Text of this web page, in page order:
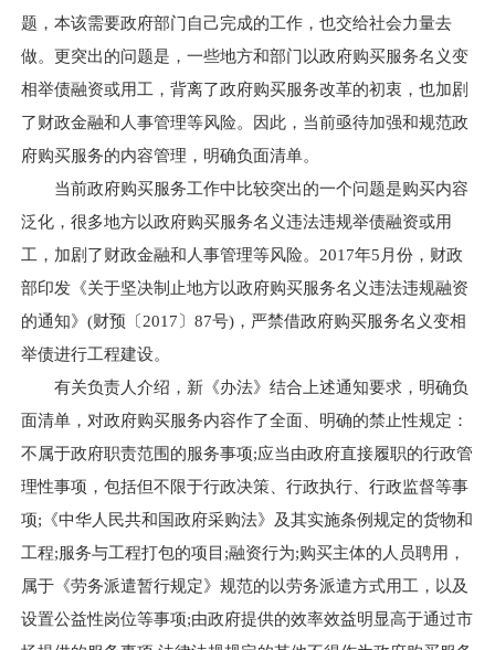
题，本该需要政府部门自己完成的工作，也交给社会力量去
做。更突出的问题是，一些地方和部门以政府购买服务名义变
相举债融资或用工，背离了政府购买服务改革的初衷，也加剧
了财政金融和人事管理等风险。因此，当前亟待加强和规范政
府购买服务的内容管理，明确负面清单。
当前政府购买服务工作中比较突出的一个问题是购买内容
泛化，很多地方以政府购买服务名义违法违规举债融资或用
工，加剧了财政金融和人事管理等风险。2017年5月份，财政
部印发《关于坚决制止地方以政府购买服务名义违法违规融资
的通知》(财预〔2017〕87号)，严禁借政府购买服务名义变相
举债进行工程建设。
有关负责人介绍，新《办法》结合上述通知要求，明确负
面清单，对政府购买服务内容作了全面、明确的禁止性规定：
不属于政府职责范围的服务事项;应当由政府直接履职的行政管
理性事项，包括但不限于行政决策、行政执行、行政监督等事
项;《中华人民共和国政府采购法》及其实施条例规定的货物和
工程;服务与工程打包的项目;融资行为;购买主体的人员聘用，
属于《劳务派遣暂行规定》规范的以劳务派遣方式用工，以及
设置公益性岗位等事项;由政府提供的效率效益明显高于通过市